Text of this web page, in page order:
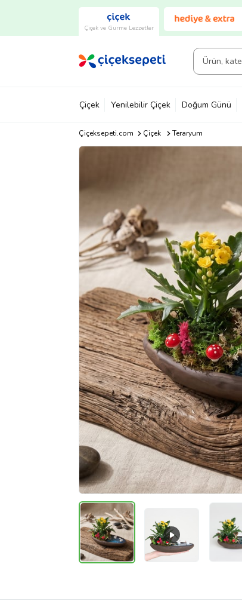
Çiçek ve Gurme Lezzetler
Çiçek Yenilebilir Çiçek Doğum Günü
Çiçeksepeti.com Çiçek Teraryum